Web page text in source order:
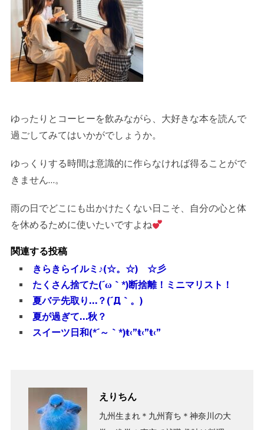
ゆったりとコーヒーを飲みながら、大好きな本を読んで
過ごしてみてはいかがでしょうか。
ゆっくりする時間は意識的に作らなければ得ることがで
きません…。
雨の日でどこにも出かけたくない日こそ、自分の心と体
を休めるために使いたいですよね
関連する投稿
きらきらイルミ♪(☆。☆) ☆彡
たくさん捨てた(´ω｀*)断捨離！ミニマリスト！
夏バテ先取り…？(´Д｀。)
夏が過ぎて…秋？
スイーツ日和(*´～｀*)ŧ‹”ŧ‹”ŧ‹”
えりちん
九州生まれ＊九州育ち＊神奈川の大